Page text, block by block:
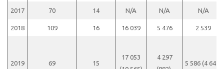
2017 70 14 N/A N/A N/A
2018 109 16 16 039 5 476 2 539
2019 69 15
17 053
4 297
5 586 (4 641)